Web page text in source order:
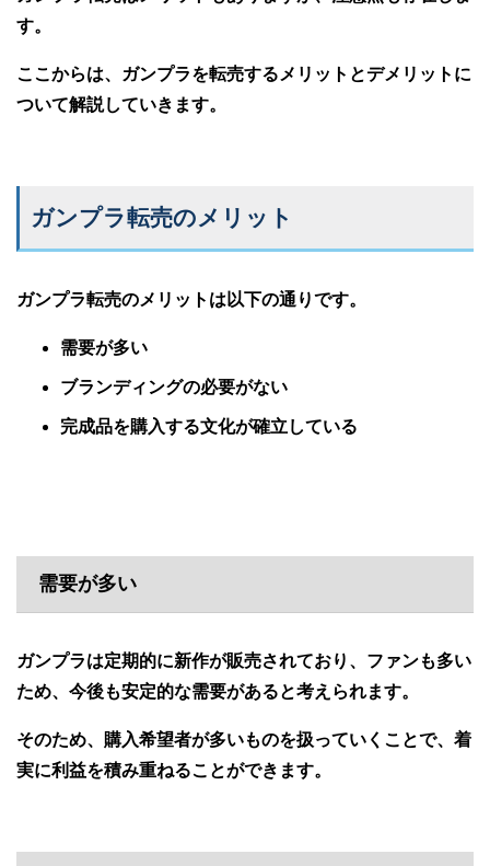
す。
ここからは、ガンプラを転売するメリットとデメリットに
ついて解説していきます。
ガンプラ転売のメリット
ガンプラ転売のメリットは以下の通りです。
需要が多い
ブランディングの必要がない
完成品を購入する文化が確立している
需要が多い
ガンプラは定期的に新作が販売されており、ファンも多い
ため、今後も安定的な需要があると考えられます。
そのため、購入希望者が多いものを扱っていくことで、着
実に利益を積み重ねることができます。